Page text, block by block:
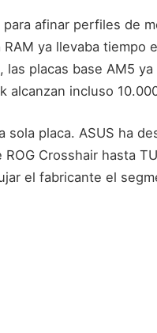
afinar perfiles de
ya llevaba tiempo
las placas base AM5
alcanzan incluso
sola placa. ASUS ha
Crosshair hasta
el fabricante el